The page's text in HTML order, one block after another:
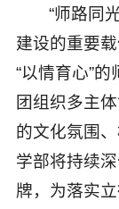
“师路同
建设的重要
“以情育心”
团组织多主
的文化氛围
学部将持续
牌，为落实